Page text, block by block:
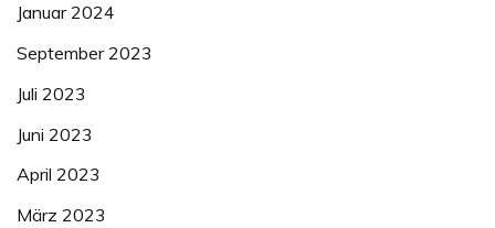
Januar 2024
September 2023
Juli 2023
Juni 2023
April 2023
März 2023